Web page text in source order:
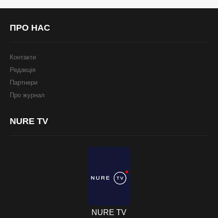
ПРО НАС
Контакти
Редакція
Партнери
Про журнал
NURE TV
NURE TV